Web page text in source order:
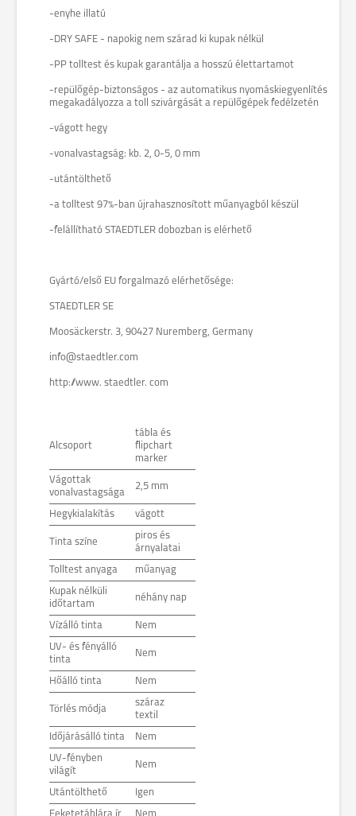
-enyhe illatú
-DRY SAFE - napokig nem szárad ki kupak nélkül
-PP tolltest és kupak garantálja a hosszú élettartamot
-repülőgép-biztonságos - az automatikus nyomáskiegyenlítés
megakadályozza a toll szivárgását a repülőgépek fedélzetén
-vágott hegy
-vonalvastagság: kb. 2, 0-5, 0 mm
-utántölthető
-a tolltest 97%-ban újrahasznosított műanyagból készül
-felállítható STAEDTLER dobozban is elérhető
Gyártó/első EU forgalmazó elérhetősége:
STAEDTLER SE
Moosäckerstr. 3, 90427 Nuremberg, Germany
info@staedtler.com
http://www. staedtler. com
Alcsoport
tábla és
flipchart
marker
Vágottak
vonalvastagsága
2,5 mm
Hegykialakítás vágott
Tinta színe
piros és
árnyalatai
Tolltest anyaga műanyag
Kupak nélküli
időtartam
néhány nap
Vízálló tinta Nem
UV- és fényálló
tinta
Nem
Hőálló tinta Nem
Törlés módja
száraz
textil
Időjárásálló tinta Nem
UV-fényben
világít
Nem
Utántölthető Igen